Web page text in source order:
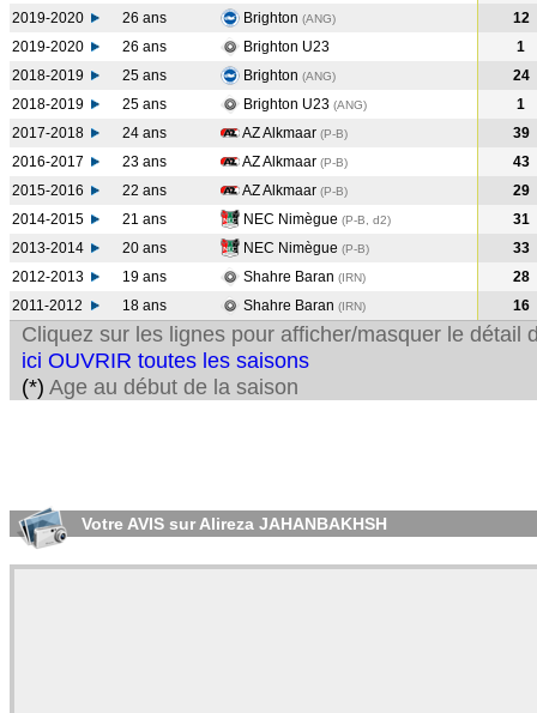
2019-2020
26 ans Brighton (ANG)
12
2019-2020
26 ans Brighton U23
1
2018-2019
25 ans Brighton (ANG)
24
2018-2019
25 ans Brighton U23 (ANG)
1
2017-2018
24 ans AZ Alkmaar (P-B)
39
2016-2017
23 ans AZ Alkmaar (P-B)
43
2015-2016
22 ans AZ Alkmaar (P-B)
29
2014-2015
21 ans NEC Nimègue (P-B, d2)
31
2013-2014
20 ans NEC Nimègue (P-B)
33
2012-2013
19 ans Shahre Baran (IRN)
28
2011-2012
18 ans Shahre Baran (IRN) 16
Cliquez sur les lignes pour afficher/masquer le détail
ici OUVRIR toutes les saisons
(*) Age au début de la saison
Votre AVIS sur Alireza JAHANBAKHSH